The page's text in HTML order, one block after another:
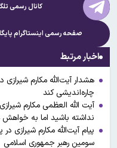
کانال رسمی
صفحه رسمی اینستاگرام
اخبار مرتبط
هشدار آیت‌الله مکارم شیرازی
چاره‌اندیشی کند
آیت الله العظمی مکارم
نداشته باشید اما به خواهش
پیام آیت‌الله مکارم شیرازی
سومین رهبر جمهوری اسلامی